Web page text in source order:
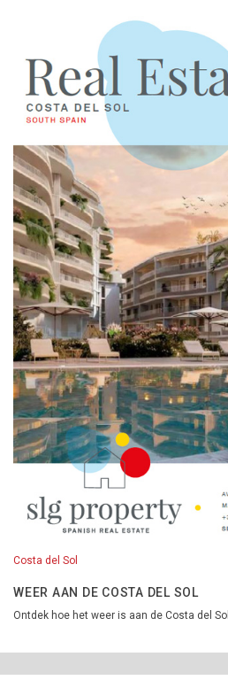
Costa del Sol
WEER AAN DE COSTA DEL SOL
Ontdek hoe het weer is aan de Costa del Sol